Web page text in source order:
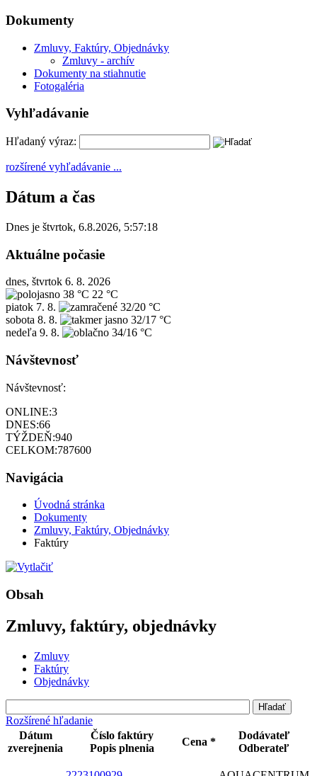
Dokumenty
Zmluvy, Faktúry, Objednávky
Zmluvy - archív
Dokumenty na stiahnutie
Fotogaléria
Vyhľadávanie
Hľadaný výraz:
rozšírené vyhľadávanie ...
Dátum a čas
Dnes je štvrtok, 6.8.2026, 5:57:18
Aktuálne počasie
dnes, štvrtok 6. 8. 2026
38 °C 22 °C
piatok 7. 8.
32/20 °C
sobota 8. 8.
32/17 °C
nedeľa 9. 8. 34/16 °C
Návštevnosť
Návštevnosť:
ONLINE:3
DNES:66
TÝŽDEŇ:940
CELKOM:787600
Navigácia
Úvodná stránka
Dokumenty
Zmluvy, Faktúry, Objednávky
Faktúry
Obsah
Zmluvy, faktúry, objednávky
Zmluvy
Faktúry
Objednávky
Rozšírené hľadanie
Dátum
zverejnenia
Číslo faktúry
Popis plnenia
Cena *
Dodávateľ
Odberateľ